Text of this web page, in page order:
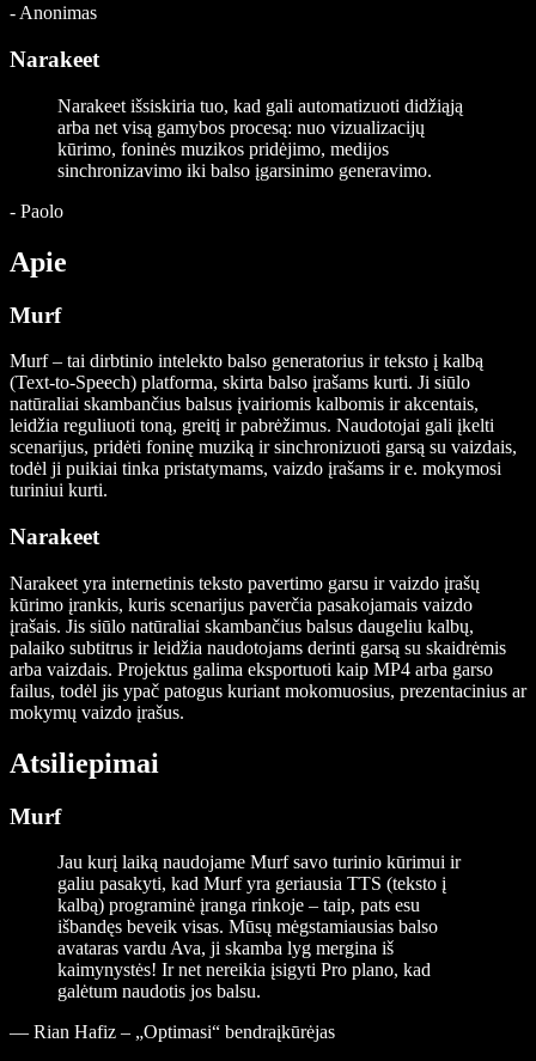
- Anonimas
Narakeet
Narakeet išsiskiria tuo, kad gali automatizuoti didžiąją
arba net visą gamybos procesą: nuo vizualizacijų
kūrimo, foninės muzikos pridėjimo, medijos
sinchronizavimo iki balso įgarsinimo generavimo.
- Paolo
Apie
Murf
Murf – tai dirbtinio intelekto balso generatorius ir teksto į kalbą
(Text-to-Speech) platforma, skirta balso įrašams kurti. Ji siūlo
natūraliai skambančius balsus įvairiomis kalbomis ir akcentais,
leidžia reguliuoti toną, greitį ir pabrėžimus. Naudotojai gali įkelti
scenarijus, pridėti foninę muziką ir sinchronizuoti garsą su vaizdais,
todėl ji puikiai tinka pristatymams, vaizdo įrašams ir e. mokymosi
turiniui kurti.
Narakeet
Narakeet yra internetinis teksto pavertimo garsu ir vaizdo įrašų
kūrimo įrankis, kuris scenarijus paverčia pasakojamais vaizdo
įrašais. Jis siūlo natūraliai skambančius balsus daugeliu kalbų,
palaiko subtitrus ir leidžia naudotojams derinti garsą su skaidrėmis
arba vaizdais. Projektus galima eksportuoti kaip MP4 arba garso
failus, todėl jis ypač patogus kuriant mokomuosius, prezentacinius ar
mokymų vaizdo įrašus.
Atsiliepimai
Murf
Jau kurį laiką naudojame Murf savo turinio kūrimui ir
galiu pasakyti, kad Murf yra geriausia TTS (teksto į
kalbą) programinė įranga rinkoje – taip, pats esu
išbandęs beveik visas. Mūsų mėgstamiausias balso
avataras vardu Ava, ji skamba lyg mergina iš
kaimynystės! Ir net nereikia įsigyti Pro plano, kad
galėtum naudotis jos balsu.
— Rian Hafiz – „Optimasi“ bendraįkūrėjas